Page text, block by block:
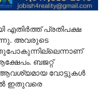
എതിർത്ത് പ്രതിപക്ഷ
അവരുടെ
ബജറ്റ്
ആവശ്യമായ വോട്ടുകൾ
ഇതുവരെ